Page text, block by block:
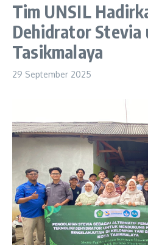
Tim UNSIL
Dehidrator Stevia
Tasikmalaya
29 September 2025